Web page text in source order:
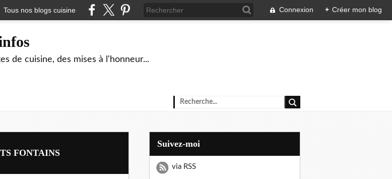
Tous nos blogs cuisine Connexion + Créer mon blog
de cuisine, des mises à l'honneur...
FONTAINS
Suivez-moi
via RSS